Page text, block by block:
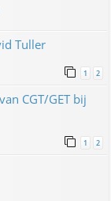
Tuller
1 2
CGT/GET bij
1 2